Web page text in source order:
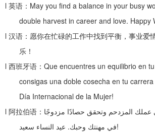
l 英语： May you find a balance in your busy
double harvest in career and love. Happy
l 汉语：愿你在忙碌的工作中找到平衡，事业爱
乐！
l 西班牙语： Que encuentres un equilibrio en
consigas una doble cosecha en tu carrera
Día Internacional de la Mujer!
l 阿拉伯语： عملك المزدحم وتحقق حصادًا مزدوجًا
في مهنتك وحبك. عيد النساء سعيد
!